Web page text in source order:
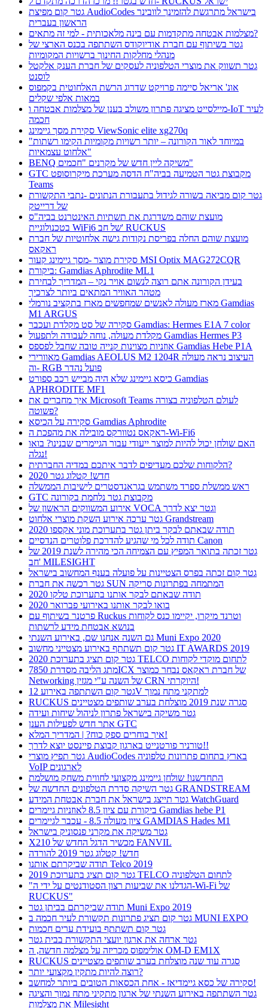
גטר קום מפיצת AudioCodes בישראל מתרגשת להזמינך לוובינר
הראשון בעברית
מצלמות אבטחה מתקדמות עם בינה מלאכותית - למי זה מתאים?
גטר בשיתוף עם חברת אודיוקודס השתתפה בכנס הארצי של
מנהלי מחלקות החינוך ברשויות המקומיות
גטר תשווק את מוצרי הטלפוניה לעסקים של חברת הענק אלקטל
לוסנט
אונ' אריאל סיימה פרויקט שדרוג הרשת האלחוטית בקמפוס
במאות אלפי שקלים
מיילסייט מציגה פתרון משולב בענן של מצלמות אבטחה ו-IoT לעיר
חכמה
סקירת מסך גיימינג ViewSonic elite xg270q
"במיוחד לאור הקורונה – יותר רשויות מקומיות הקימו רשתות
אלחוט עצמאיות"
BENQ משיקה ליין חדש של מקרנים "חכמים"
GTC מקבוצת גטר הטמיעה בביה"ח הדסה מערכת מיקרוסופט
Teams
גטר קום מביאה בשורה לגידול בתעבורת הנתונים -נתבי התקשורת
של דרייטק
מועצת שוהם משדרגת את תשתיות האינטרנט בביה"ס
בטכנולוגיית WiFi6 של חב' RUCKUS
מועצת שוהם החלה בפריסת נקודות גישה אלחוטיות של חברת
ראקאס
סקירת מוצר -מסך גיימינג קעור MSI Optix MAG272CQR
ביקורת: Gamdias Aphrodite ML1
בעידן הקורונה אתם רוצה לנשום אויר נקי – המדריך לבחירת
מטהר האוויר המתאים ביותר לצרכיך
מארז מעולה לאנשים שמחפשים מארז בתקציב נורמלי Gamdias
M1 ARGUS
סקירה של סט מקלדת ועכבר Gamdias: Hermes E1A 7 color
מקלדת מעולה, נוחה לעבודה ולתפעול Gamdias Hermes P3
אוזניות מצוינות קנייה טובה שחבל לפספס Gamdias Hebe P1A
מאוורירי Gamdias AEOLUS M2 1204R העיצוב נראה מעולה
וה- RGB פועל נהדר
כיסא גיימינג שלא היה מבייש רכב ספורט Gamdias
APHRODITE MF1
איך מחברים את Microsoft Teams לעולם הטלפוניה בצורה
פשוטה?
סקירה על הכיסא Gamdias Aphrodite
ראקאס נטוורקס מובילה את מהפכת ה-Wi-Fi6
האם שולחן יכול להיות למוצר ייעודי עבור הגיימרים שבנינו? בואו
נגלה!
הלקוחות שלכם מעדיפים לדבר איתכם במדיה החברתית?
חדש! קטלוג גטר 2020
ראש ממשלת ספרד משתמש בגראנדסטרים לישיבות הממשלה
GTC מקבוצת גטר נלחמת בקורונה
אירוע המשווקים הראשון של VOCA וגטר יצא לדרך
גטר ערכה אירוע השקת מוצרי אלחוט Grandstream
תודה שבאתם לבקר ביתן גטר בתערוכת מוני אקספו 2020
תודה לכל מי שהגיע להדרכת פלוטרים הנדסיים Canon
גטר זכתה בתואר המפיץ עם הצמיחה הכי מהירה לשנת 2019 של
חב' MILESIGHT
גטר קום זכתה בפרס הצטיינות על פועלה בענף המחשוב בישראל
גטר רכשה את חברת SUN המתמחה בפתרונות סריקה
תודה שבאתם לבקר אותנו בתערוכת טלקו 2020
בואו לבקר אותנו באירועי פברואר 2020
פרטנר בשיתוף עם Ruckus וטרנד מיקרו, יקיימו כנס לקוחות
בנושא אבטחת מידע לרשתות
גם השנה אנחנו שם, באירוע השנתי Muni Expo 2020
גטר קום תשתתף באירוע מצטייני מחשוב IT AWARDS 2019
גטר קום תציג בתערוכת 2020 TELCO לתחום מוקדי לקוחות
מתג הליבה מסדרת 7850ICX של חברת ראקאס נבחר כמוצר
Networking של השנה ע"י מגזין CRN היוקרתי!
גטר קום השתתפה באירוע 12V למתקני מתח נמוך
RUCKUS סגרה שנת 2019 מוצלחת בערב שותפים מצטיינים
גטר משיקה בישראל פתרון לניהול שיחות ועידה
אתר חדש לפעילות הענן GTC
איך בוחרים ספק כוח? | המדריך המלא!
טורניר פורטנייט בארגון קבוצת פיינסט יוצא לדרך!!
גטר תפיץ מוצרי AudioCodes בארץ בתחום פתרונות טלפוניה
VoIP לארגונים
התחדשנו! שולחן גיימינג מקצועי לחווית משחק מושלמת
גטר השיקה סדרת הטלפונים החדשה של GRANDSTREAM
גטר תייצג בישראל את חברת אבטחת המידע WatchGuard
ביקורת עם ציון 8.5 לאוזניות גיימרים Gamdias hebe P1
ציון מעולה 8.5 - עכבר לגיימרים GAMDIAS Hades M1
גטר משיקה את מקרני פנסוניק בישראל
X210 מכשיר הדגל החדש של FANVIL
חדש! קטלוג גטר 2019 להורדה
תודה שביקרתם אותנו Telco 2019
גטר קום תציג בתערוכת 2019 TELCO לתחום הטלפוניה
"הגדלנו את שביעות רצון הסטודנטים על ידי ה-Wi-Fi של
RUCKUS"
תודה שביקרתם בביתן גטר Muni Expo 2019
גטר קום תציג פתרונות תקשורת לעיר חכמה ב MUNI EXPO
גטר קום תשתתף בועידת ערים חכמות
גטר ארחה את ארגון יועצי התקשורת בבית גטר
אולימפוס מכריזה על מצלמה חדשה, ה OM-D EM1X
RUCKUS סגרה עוד שנה מוצלחת בערב שותפים מצטיינים
רוצה להיות מתקין מקצועי יותר?
סקירה של כסא גיימדיאז - אחת הכסאות הטובים ביותר למחשב!
גטר השתתפה באירוע השנתי של ארגון מתקיני מתח נמוך והציגה
את מצלמות Milesight